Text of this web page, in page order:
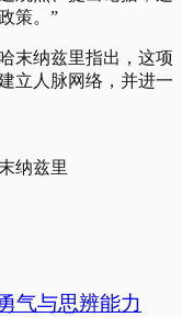
策。”
末纳兹里指出，这项
立人脉网络，并进一
纳兹里
气与思辨能力